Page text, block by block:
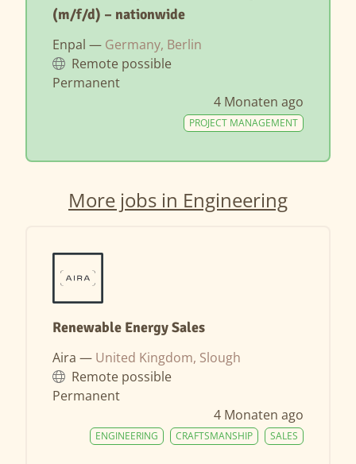
(m/f/d) – nationwide
Enpal — Germany, Berlin
Remote possible
Permanent
4 Monaten ago
PROJECT MANAGEMENT
More jobs in Engineering
Renewable Energy Sales
Aira — United Kingdom, Slough
Remote possible
Permanent
4 Monaten ago
SALES
CRAFTSMANSHIP
ENGINEERING